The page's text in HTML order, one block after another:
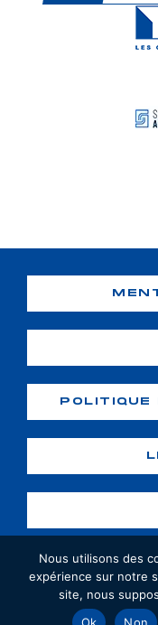
POLITIQUE
Copyright
Nous utilisons des
expérience sur notre
site, nous
Ok
Non